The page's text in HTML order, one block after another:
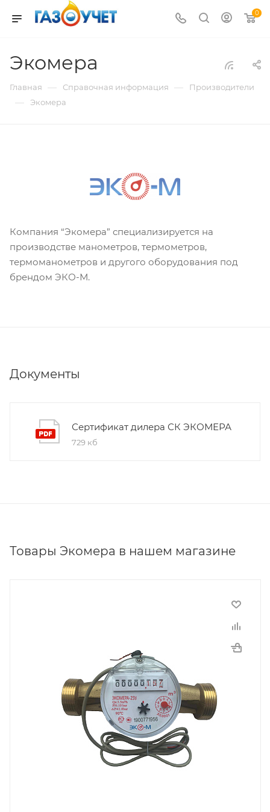
0
Экомера
Главная — Справочная информация — Производители
— Экомера
Компания “Экомера” специализируется на
производстве манометров, термометров,
термоманометров и другого оборудования под
брендом ЭКО-М.
Документы
Сертификат дилера СК ЭКОМЕРА
729 кб
Товары Экомера в нашем магазине
Латунь (медный сплав)
Страна производитель
Крыльчатый одноструйный